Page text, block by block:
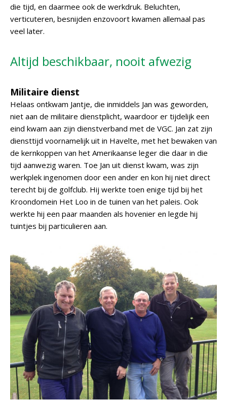
die tijd, en daarmee ook de werkdruk. Beluchten,
verticuteren, besnijden enzovoort kwamen allemaal pas
veel later.
Altijd beschikbaar, nooit afwezig
Militaire dienst
Helaas ontkwam Jantje, die inmiddels Jan was geworden,
niet aan de militaire dienstplicht, waardoor er tijdelijk een
eind kwam aan zijn dienstverband met de VGC. Jan zat zijn
diensttijd voornamelijk uit in Havelte, met het bewaken van
de kernkoppen van het Amerikaanse leger die daar in die
tijd aanwezig waren. Toe Jan uit dienst kwam, was zijn
werkplek ingenomen door een ander en kon hij niet direct
terecht bij de golfclub. Hij werkte toen enige tijd bij het
Kroondomein Het Loo in de tuinen van het paleis. Ook
werkte hij een paar maanden als hovenier en legde hij
tuintjes bij particulieren aan.